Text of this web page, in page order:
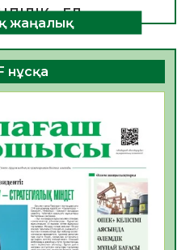
– ЕЛ
37 0
– БОЛАШАҚҚА
қарсы иммундау
41
37
жаңалық
нұсқа